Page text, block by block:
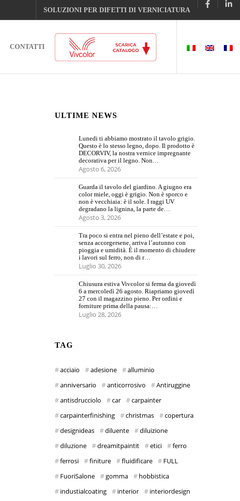
SOLUZIONI PER DIFETTI DI VERNICIATURA
CONTATTI
ULTIME NEWS
Lunedi ti abbiamo mostrato il tavolo grigio.
Questo è lo stesso legno, dopo. Il prodotto è
DECORVIV, la nostra vernice impregnante
decorativa per il legno. Non…
Agosto 6, 2026
Guarda il tavolo del giardino. A giugno era
color miele, oggi è grigio. Non è sporco e
non è vecchiaia: è il sole. I raggi UV
degradano la lignina, la parte de…
Agosto 3, 2026
Tra poco si entra nel pieno dell’estate e poi,
senza accorgersene, arriva l’autunno con
pioggia e umidità. È il momento di chiudere
i lavori sul ferro, non di r…
Luglio 30, 2026
Chiusura estiva Vivcolor si ferma da giovedì
6 a mercoledì 26 agosto. Riapriamo giovedì
27 con il magazzino pieno. Per ordini e
forniture prima della pausa:…
Luglio 28, 2026
TAG
acciaio adesione
alluminio
anniversario
anticorrosivo
Antiruggine
antisdrucciolo
car
carpainter
carpainterfinishing
christmas
copertura
designideas
diluente
diluizione
diluzione
dreamitpaintit etici
ferro
ferrosi
finiture fluidificare
FULL
FuoriSalone
gomma
hobbistica
industialcoating
interior
interiordesign